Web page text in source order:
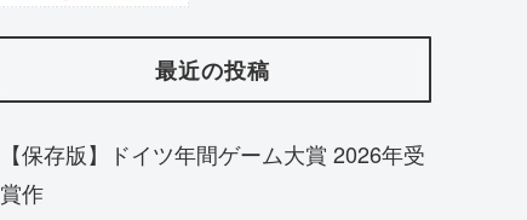
最近の投稿
【保存版】ドイツ年間ゲーム大賞 2026年受
賞作